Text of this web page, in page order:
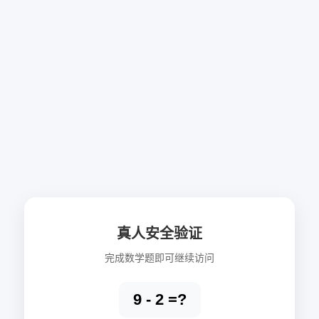
真人安全验证
完成数学题即可继续访问
9 - 2 =?